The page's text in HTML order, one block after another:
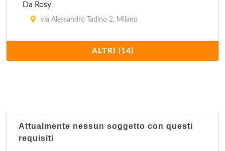
Da Rosy
via Alessandro Tadino 2, Milano
Dawali Lebanese Restaurant
via Corrado II il Salico 10, Milano
Il Moro 1
ALTRI (14)
Attualmente nessun soggetto con questi
requisiti